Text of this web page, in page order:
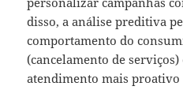
disso, a análise preditiva
comportamento do
(cancelamento de
atendimento mais proativo